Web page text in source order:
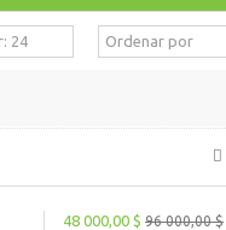
48 000,00 $ 96 000,00 $